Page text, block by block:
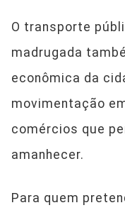
O transporte
madrugada
econômica da
movimentação
comércios que
amanhecer.
Para quem